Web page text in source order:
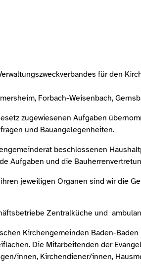
für den
Forbach-Weisenbach,
zugewiesenen Aufgaben
und Bauangelegenheiten.
beschlossenen
Aufgaben und die
jeweiligen Organen sind wir die
Zentralküche und
Kirchengemeinden Baden-
Die Mitarbeitenden der
innen, Kirchendiener/innen,